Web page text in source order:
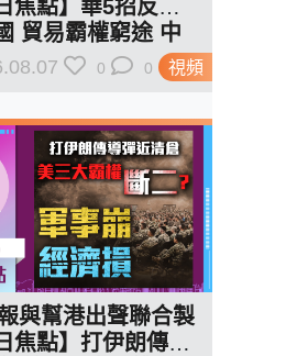
視頻
焦點】華5招反制
貿易霸權窮途 中
0 0
與幫港出聲聯合製
焦點】打伊朗傳導